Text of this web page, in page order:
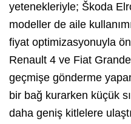
yetenekleriyle; Škoda
modeller de aile
fiyat optimizasyonuyla
Renault 4 ve Fiat
geçmişe gönderme
bir bağ kurarken küçük
daha geniş kitlelere